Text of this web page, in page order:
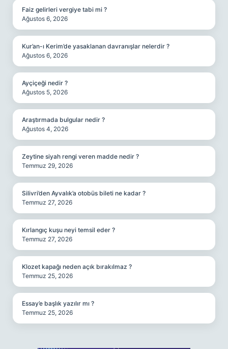
Faiz gelirleri vergiye tabi mi ?
Ağustos 6, 2026
Kur’an-ı Kerim’de yasaklanan davranışlar nelerdir ?
Ağustos 6, 2026
Ayçiçeği nedir ?
Ağustos 5, 2026
Araştırmada bulgular nedir ?
Ağustos 4, 2026
Zeytine siyah rengi veren madde nedir ?
Temmuz 29, 2026
Silivri’den Ayvalık’a otobüs bileti ne kadar ?
Temmuz 27, 2026
Kırlangıç kuşu neyi temsil eder ?
Temmuz 27, 2026
Klozet kapağı neden açık bırakılmaz ?
Temmuz 25, 2026
Essay’e başlık yazılır mı ?
Temmuz 25, 2026